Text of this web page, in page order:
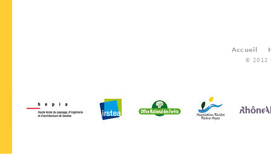
Accueil
© 2012